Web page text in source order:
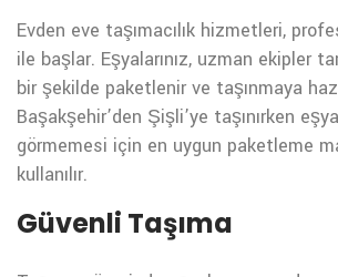
Evden eve taşımacılık hizmetleri,
ile başlar. Eşyalarınız, uzman ekipler
bir şekilde paketlenir ve taşınmaya
Başakşehir’den Şişli’ye taşınırken
görmemesi için en uygun paketleme
kullanılır.
Güvenli Taşıma